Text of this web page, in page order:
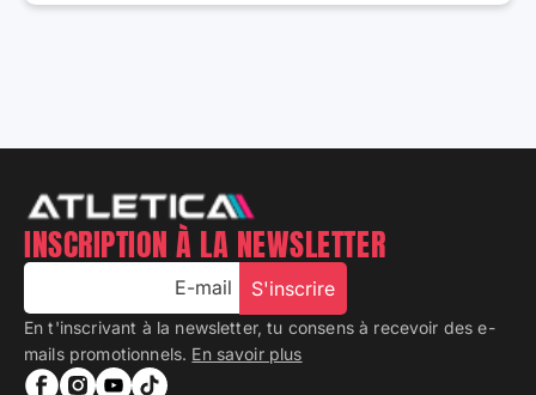
INSCRIPTION À LA NEWSLETTER
E-mail S'inscrire
En t'inscrivant à la newsletter, tu consens à recevoir des e-
mails promotionnels. En savoir plus